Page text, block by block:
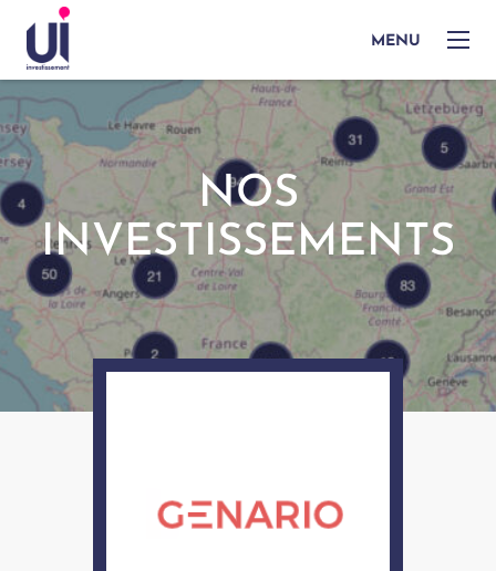
MENU
NOS
INVESTISSEMENTS